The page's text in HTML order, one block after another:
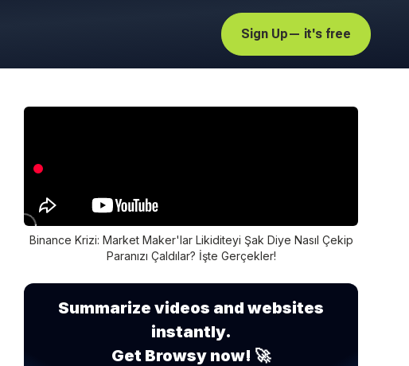
Sign Up— it's free
Binance Krizi: Market Maker'lar Likiditeyi Şak Diye Nasıl Çekip
Paranızı Çaldılar? İşte Gerçekler!
Summarize videos and websites
instantly.
Get Browsy now! 🚀